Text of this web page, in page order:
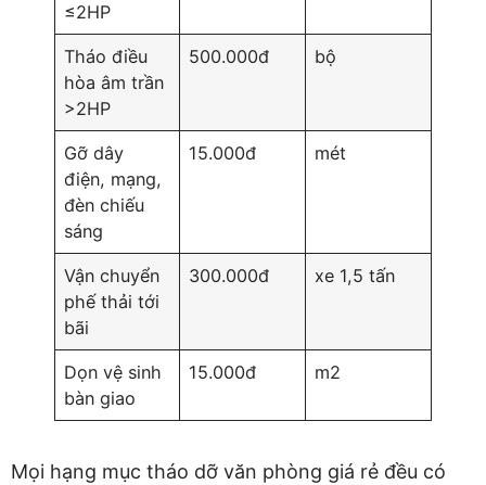
≤2HP
Tháo điều
hòa âm trần
>2HP
500.000đ bộ
Gỡ dây
điện, mạng,
đèn chiếu
sáng
15.000đ mét
Vận chuyển
phế thải tới
bãi
300.000đ xe 1,5 tấn
Dọn vệ sinh
bàn giao
15.000đ m2
Mọi hạng mục tháo dỡ văn phòng giá rẻ đều có